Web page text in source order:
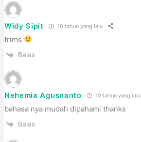
Widy Sipit 10 tahun yang lalu
trims
Balas
Nehemia Agusnanto 10 tahun yang lalu
bahasa nya mudah dipahami thanks
Balas